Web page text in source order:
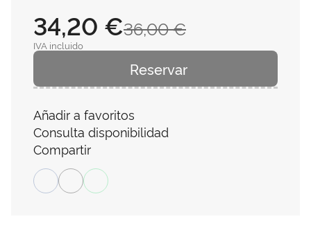
36,00 €
34,20 €
IVA incluido
Reservar
Añadir a favoritos
Consulta disponibilidad
Compartir